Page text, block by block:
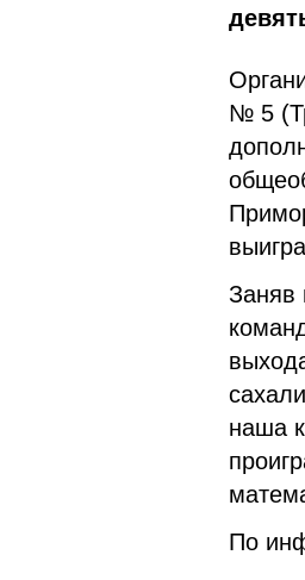
№ 5
Заняв
наша
По